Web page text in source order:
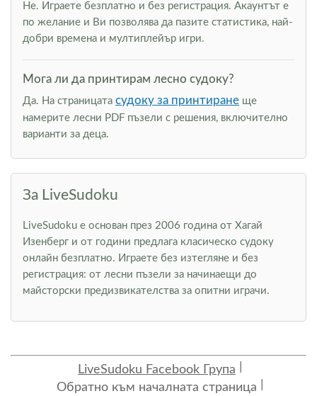
Не. Играете безплатно и без регистрация. Акаунтът е
по желание и Ви позволява да пазите статистика, най-
добри времена и мултиплейър игри.
Мога ли да принтирам лесно судоку?
Да. На страницата судоку за принтиране ще
намерите лесни PDF пъзели с решения, включително
варианти за деца.
За LiveSudoku
LiveSudoku е основан през 2006 година от Хагай
Изенберг и от години предлага класическо судоку
онлайн безплатно. Играете без изтегляне и без
регистрация: от лесни пъзели за начинаещи до
майсторски предизвикателства за опитни играчи.
LiveSudoku Facebook Група
Обратно към началната страница